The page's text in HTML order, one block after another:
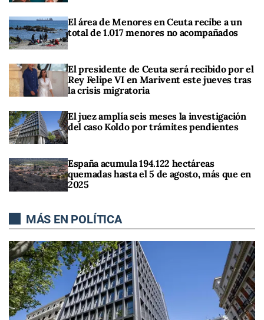
El área de Menores en Ceuta recibe a un
total de 1.017 menores no acompañados
El presidente de Ceuta será recibido por el
Rey Felipe VI en Marivent este jueves tras
la crisis migratoria
El juez amplía seis meses la investigación
del caso Koldo por trámites pendientes
España acumula 194.122 hectáreas
quemadas hasta el 5 de agosto, más que en
2025
MÁS EN POLÍTICA